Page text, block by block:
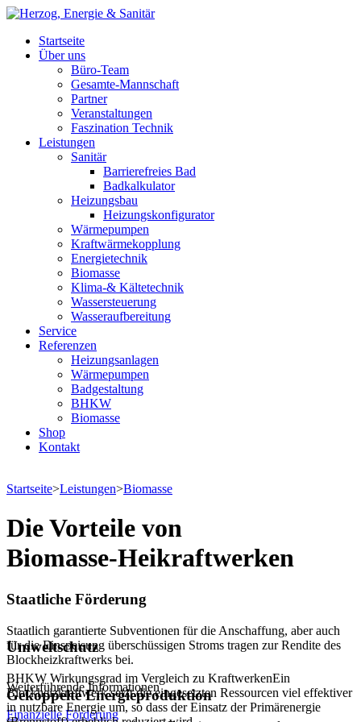
Startseite
Über uns
Büro-Team
Gesamte-Mannschaft
Partner
Veranstaltungen
Faszination Technik
Leistungen
Sanitär
Barrierefreies Bad
Badkalkulator
Heizungsbau
Heizungskonfigurator
Wärmepumpen
Kraftwärmekopplung
Energietechnik
Biomasse
Klima-& Kältetechnik
Wassersteuerung
Wasseraufbereitung
Service
Referenzen
Heizungsanlagen
Wärmepumpen
Badgestaltung
BHKW
Biomasse
Shop
Kontakt
Startseite>Leistungen>Biomasse
Die Vorteile von
Biomasse-Heikraftwerken
Staatliche Förderung
Staatlich garantierte Subventionen für die Anschaffung, aber auch
für die Einspeisung überschüssigen Stroms tragen zur Rendite des
Blockheizkraftwerks bei.
Weiterführende Informationen
Finanzielle Förderung
Umweltschutz
BHKW Wirkungsgrad im Vergleich zu KraftwerkenEin
Blockheizkraftwerk setzt die eingesetzten Ressourcen viel effektiver
in nutzbare Energie um, so dass der Einsatz der Primärenergie
Gekoppelte Energieproduktion